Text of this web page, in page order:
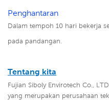
Penghantaran
Dalam tempoh 10 hari bekerja
pada pandangan.
Tentang kita
Fujian Siboly Envirotech Co.,
yang merupakan perusahaan